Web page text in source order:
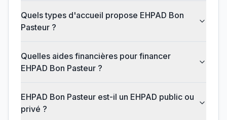
Quels types d'accueil propose EHPAD Bon
Pasteur ?
Quelles aides financières pour financer
EHPAD Bon Pasteur ?
EHPAD Bon Pasteur est-il un EHPAD public ou
privé ?